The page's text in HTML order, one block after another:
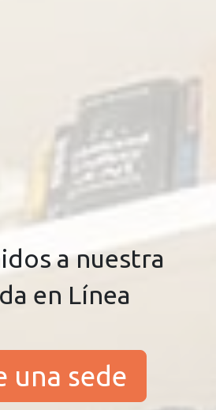
a nuestra
en Línea
una sede